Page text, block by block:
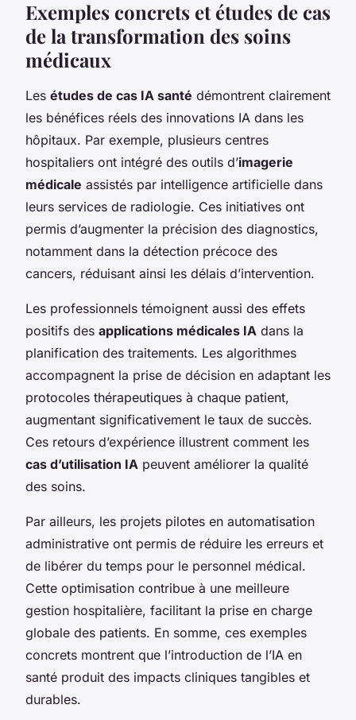
Exemples concrets et études de cas
de la transformation des soins
médicaux
Les études de cas IA santé démontrent clairement
les bénéfices réels des innovations IA dans les
hôpitaux. Par exemple, plusieurs centres
hospitaliers ont intégré des outils d’imagerie
médicale assistés par intelligence artificielle dans
leurs services de radiologie. Ces initiatives ont
permis d’augmenter la précision des diagnostics,
notamment dans la détection précoce des
cancers, réduisant ainsi les délais d’intervention.
Les professionnels témoignent aussi des effets
positifs des applications médicales IA dans la
planification des traitements. Les algorithmes
accompagnent la prise de décision en adaptant les
protocoles thérapeutiques à chaque patient,
augmentant significativement le taux de succès.
Ces retours d’expérience illustrent comment les
cas d’utilisation IA peuvent améliorer la qualité
des soins.
Par ailleurs, les projets pilotes en automatisation
administrative ont permis de réduire les erreurs et
de libérer du temps pour le personnel médical.
Cette optimisation contribue à une meilleure
gestion hospitalière, facilitant la prise en charge
globale des patients. En somme, ces exemples
concrets montrent que l’introduction de l’IA en
santé produit des impacts cliniques tangibles et
durables.